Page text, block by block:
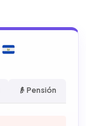
👴 Pensión